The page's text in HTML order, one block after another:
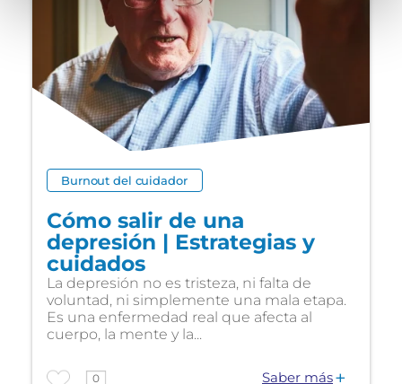
Burnout del cuidador
Cómo salir de una
depresión | Estrategias y
cuidados
La depresión no es tristeza, ni falta de
voluntad, ni simplemente una mala etapa.
Es una enfermedad real que afecta al
cuerpo, la mente y la...
0 Saber más